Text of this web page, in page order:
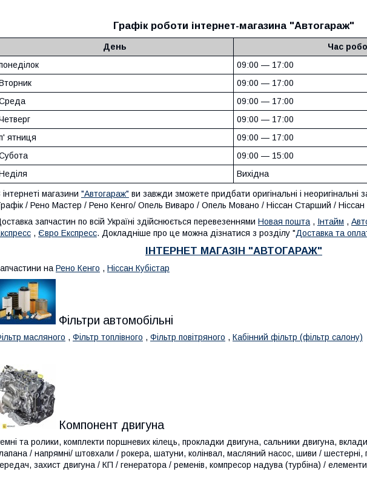
Графік роботи інтернет-магазина "Автогараж"
День
Час
09:00 — 17:00
09:00 — 17:00
09:00 — 17:00
09:00 — 17:00
ятниця
09:00 — 17:00
09:00 — 15:00
Вихідна
інтернеті магазини "Автогараж" ви завжди зможете придбати оригінальні і неоригінальні
/ Рено Мастер / Рено Кенго/ Опель Виваро / Опель Мовано / Ніссан Старший / Ніссан
запчастин по всій Україні здійснюється перевезеннями Новая пошта , Інтайм ,
, Євро Експресс. Докладніше про це можна дізнатися з розділу "Доставка та
ІНТЕРНЕТ МАГАЗІН "АВТОГАРАЖ"
на Рено Кенго , Ніссан Кубістар
Фільтри автомобільні
масляного , Фільтр топлівного , Фільтр повітряного , Кабінний фільтр (фільтр салону)
Компонент двигуна
та ролики, комплекти поршневих кілець, прокладки двигуна, сальники двигуна, вклади
/ напрямні/ штовхали / рокера, шатуни, колінвал, масляний насос, шиви / шестерні,
захист двигуна / КП / генератора / ременів, компресор надува (турбіна) /